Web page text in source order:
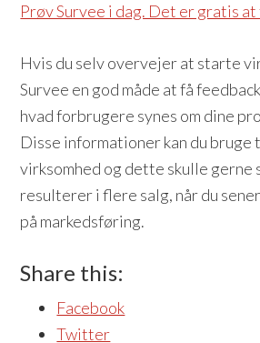
Prøv Survee i dag. Det er gratis
Hvis du selv overvejer at starte
Survee en god måde at få
hvad forbrugere synes om dine
Disse informationer kan du
virksomhed og dette skulle gerne
resulterer i flere salg, når du
på markedsføring.
Share this:
Facebook
Twitter